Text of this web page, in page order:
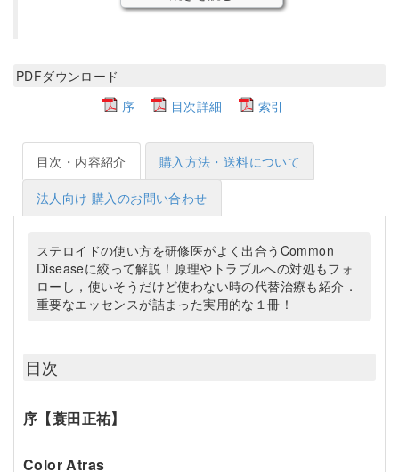
PDFダウンロード
序
目次詳細 索引
目次・内容紹介 購入方法・送料について
法人向け 購入のお問い合わせ
ステロイドの使い方を研修医がよく出合うCommon
Diseaseに絞って解説！原理やトラブルへの対処もフォ
ローし，使いそうだけど使わない時の代替治療も紹介．
重要なエッセンスが詰まった実用的な１冊！
目次
序【蓑田正祐】
Color Atras